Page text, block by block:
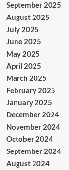
September 2025
August 2025
July 2025
June 2025
May 2025
April 2025
March 2025
February 2025
January 2025
December 2024
November 2024
October 2024
September 2024
August 2024